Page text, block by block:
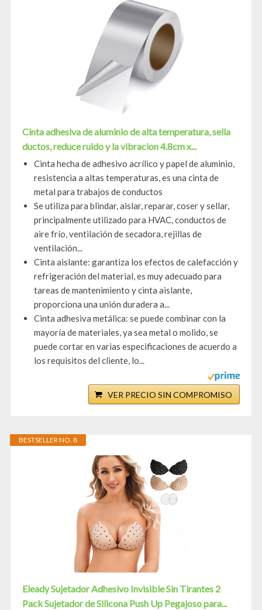
Cinta adhesiva de aluminio de alta temperatura, sella
ductos, reduce ruido y la vibracion 4.8cm x...
Cinta hecha de adhesivo acrílico y papel de aluminio,
resistencia a altas temperaturas, es una cinta de
metal para trabajos de conductos
Se utiliza para blindar, aislar, reparar, coser y sellar,
principalmente utilizado para HVAC, conductos de
aire frío, ventilación de secadora, rejillas de
ventilación...
Cinta aislante: garantiza los efectos de calefacción y
refrigeración del material, es muy adecuado para
tareas de mantenimiento y cinta aislante,
proporciona una unión duradera a...
Cinta adhesiva metálica: se puede combinar con la
mayoría de materiales, ya sea metal o molido, se
puede cortar en varias especificaciones de acuerdo a
los requisitos del cliente, lo...
VER PRECIO SIN COMPROMISO
BESTSELLER NO. 8
Eleady Sujetador Adhesivo Invisible Sin Tirantes 2
Pack Sujetador de Silicona Push Up Pegajoso para...